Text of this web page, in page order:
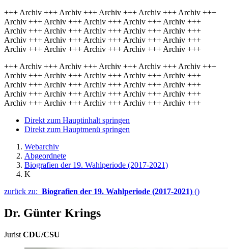
+++ Archiv +++ Archiv +++ Archiv +++ Archiv +++ Archiv +++
Archiv +++ Archiv +++ Archiv +++ Archiv +++ Archiv +++
Archiv +++ Archiv +++ Archiv +++ Archiv +++ Archiv +++
Archiv +++ Archiv +++ Archiv +++ Archiv +++ Archiv +++
Archiv +++ Archiv +++ Archiv +++ Archiv +++ Archiv +++
+++ Archiv +++ Archiv +++ Archiv +++ Archiv +++ Archiv +++
Archiv +++ Archiv +++ Archiv +++ Archiv +++ Archiv +++
Archiv +++ Archiv +++ Archiv +++ Archiv +++ Archiv +++
Archiv +++ Archiv +++ Archiv +++ Archiv +++ Archiv +++
Archiv +++ Archiv +++ Archiv +++ Archiv +++ Archiv +++
Direkt zum Hauptinhalt springen
Direkt zum Hauptmenü springen
Webarchiv
Abgeordnete
Biografien der 19. Wahlperiode (2017-2021)
K
zurück zu: Biografien der 19. Wahlperiode (2017-2021) ()
Dr. Günter Krings
Jurist CDU/CSU